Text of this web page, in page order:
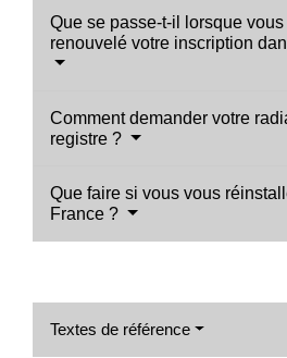
Que se passe-t-il lorsque
renouvelé votre inscription
Comment demander votre
registre ?
Que faire si vous vous
France ?
Textes de référence